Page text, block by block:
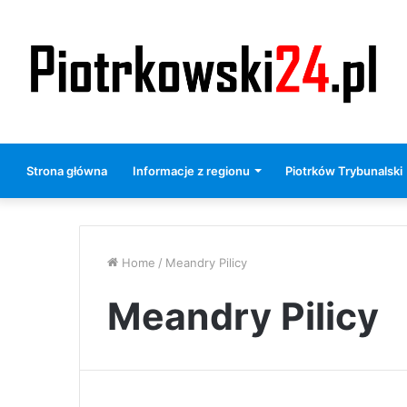
Strona główna Informacje z regionu Piotrków Trybunalski
Home / Meandry Pilicy
Meandry Pilicy